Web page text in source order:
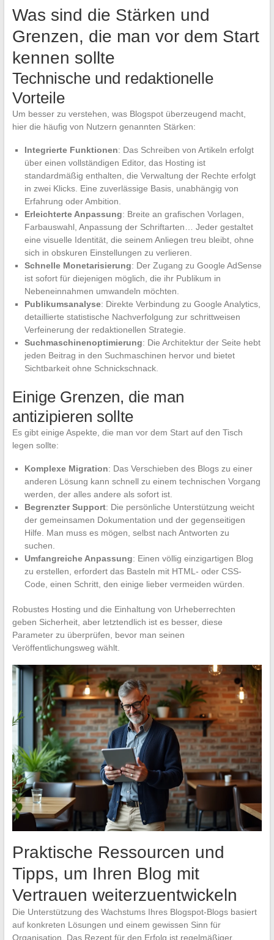
Was sind die Stärken und
Grenzen, die man vor dem Start
kennen sollte
Technische und redaktionelle
Vorteile
Um besser zu verstehen, was Blogspot überzeugend macht,
hier die häufig von Nutzern genannten Stärken:
Integrierte Funktionen: Das Schreiben von Artikeln erfolgt
über einen vollständigen Editor, das Hosting ist
standardmäßig enthalten, die Verwaltung der Rechte erfolgt
in zwei Klicks. Eine zuverlässige Basis, unabhängig von
Erfahrung oder Ambition.
Erleichterte Anpassung: Breite an grafischen Vorlagen,
Farbauswahl, Anpassung der Schriftarten… Jeder gestaltet
eine visuelle Identität, die seinem Anliegen treu bleibt, ohne
sich in obskuren Einstellungen zu verlieren.
Schnelle Monetarisierung: Der Zugang zu Google AdSense
ist sofort für diejenigen möglich, die ihr Publikum in
Nebeneinnahmen umwandeln möchten.
Publikumsanalyse: Direkte Verbindung zu Google Analytics,
detaillierte statistische Nachverfolgung zur schrittweisen
Verfeinerung der redaktionellen Strategie.
Suchmaschinenoptimierung: Die Architektur der Seite hebt
jeden Beitrag in den Suchmaschinen hervor und bietet
Sichtbarkeit ohne Schnickschnack.
Einige Grenzen, die man
antizipieren sollte
Es gibt einige Aspekte, die man vor dem Start auf den Tisch
legen sollte:
Komplexe Migration: Das Verschieben des Blogs zu einer
anderen Lösung kann schnell zu einem technischen Vorgang
werden, der alles andere als sofort ist.
Begrenzter Support: Die persönliche Unterstützung weicht
der gemeinsamen Dokumentation und der gegenseitigen
Hilfe. Man muss es mögen, selbst nach Antworten zu
suchen.
Umfangreiche Anpassung: Einen völlig einzigartigen Blog
zu erstellen, erfordert das Basteln mit HTML- oder CSS-
Code, einen Schritt, den einige lieber vermeiden würden.
Robustes Hosting und die Einhaltung von Urheberrechten
geben Sicherheit, aber letztendlich ist es besser, diese
Parameter zu überprüfen, bevor man seinen
Veröffentlichungsweg wählt.
Praktische Ressourcen und
Tipps, um Ihren Blog mit
Vertrauen weiterzuentwickeln
Die Unterstützung des Wachstums Ihres Blogspot-Blogs basiert
auf konkreten Lösungen und einem gewissen Sinn für
Organisation. Das Rezept für den Erfolg ist regelmäßiger,